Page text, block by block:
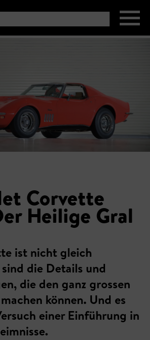
Corvette
Heilige Gral
ist nicht gleich
die Details und
die den ganz grossen
können. Und es
einer Einführung in